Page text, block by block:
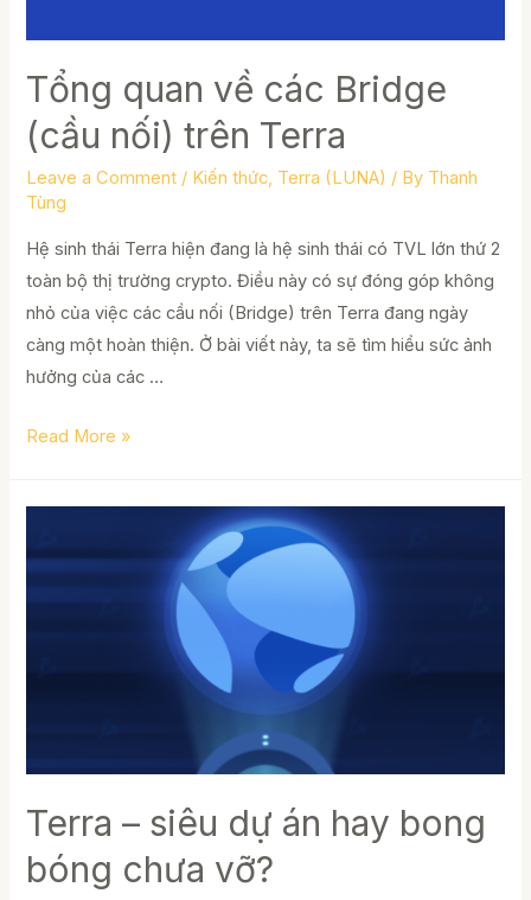
Tổng quan về các Bridge
(cầu nối) trên Terra
Leave a Comment / Kiến thức, Terra (LUNA) / By Thanh
Tùng
Hệ sinh thái Terra hiện đang là hệ sinh thái có TVL lớn thứ 2
toàn bộ thị trường crypto. Điều này có sự đóng góp không
nhỏ của việc các cầu nối (Bridge) trên Terra đang ngày
càng một hoàn thiện. Ở bài viết này, ta sẽ tìm hiểu sức ảnh
hưởng của các …
Tổng
Bridge
Read More »
Terra – siêu dự án hay bong
bóng chưa vỡ?